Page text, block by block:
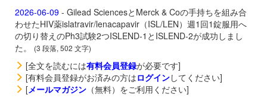
2026-06-09 - Gilead SciencesとMerck & Coの手持ちを組み合
わせたHIV薬islatravir/lenacapavir（ISL/LEN）週1回1錠服用へ
の切り替えのPh3試験2つISLEND-1とISLEND-2が成功しまし
た。
(3 段落, 502 文字)
[全文を読むには有料会員登録が必要です]
[有料会員登録がお済みの方はログインしてください]
[メールマガジン （無料）をご利用ください]